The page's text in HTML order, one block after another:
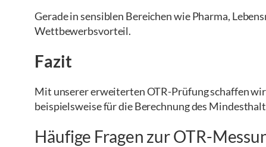
Gerade in sensiblen Bereichen wie Pharma,
Wettbewerbsvorteil.
Fazit
Mit unserer erweiterten OTR-Prüfung schaffen
beispielsweise für die Berechnung des
Häufige Fragen zur OTR-